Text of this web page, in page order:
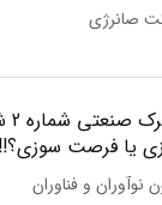
صانرژی
یا فرصت سوزی؟!!
نوآوران و فناوران